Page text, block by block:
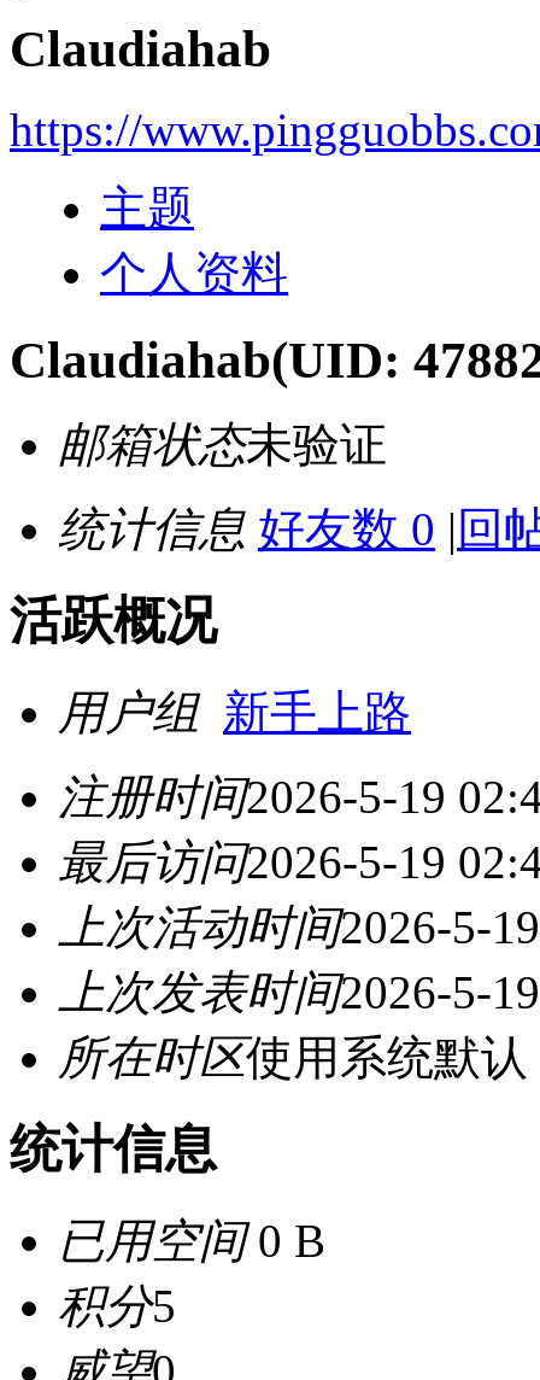
Claudiahab
https://
主题
个人资料
Claudiahab(UID:
邮箱状态未验证
统计信息 好友数 0 | 回
活跃概况
用户组 新手上路
注册时间2026-5-19
最后访问2026-5-19
上次活动时间2026-5-
上次发表时间2026-5-
所在时区使用系统默认
统计信息
已用空间0 B
积分5